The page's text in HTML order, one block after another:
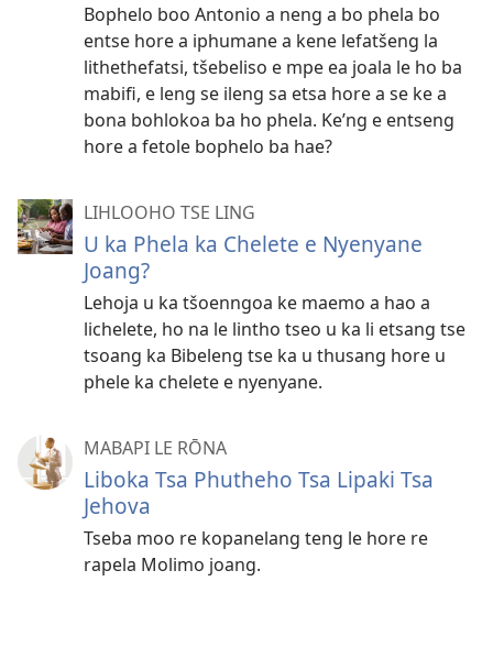
Bophelo boo Antonio a neng a bo phela bo
entse hore a iphumane a kene lefatšeng la
lithethefatsi, tšebeliso e mpe ea joala le ho ba
mabifi, e leng se ileng sa etsa hore a se ke a
bona bohlokoa ba ho phela. Ke’ng e entseng
hore a fetole bophelo ba hae?
LIHLOOHO TSE LING
U ka Phela ka Chelete e Nyenyane
Joang?
Lehoja u ka tšoenngoa ke maemo a hao a
lichelete, ho na le lintho tseo u ka li etsang tse
tsoang ka Bibeleng tse ka u thusang hore u
phele ka chelete e nyenyane.
MABAPI LE RŌNA
Liboka Tsa Phutheho Tsa Lipaki Tsa
Jehova
Tseba moo re kopanelang teng le hore re
rapela Molimo joang.